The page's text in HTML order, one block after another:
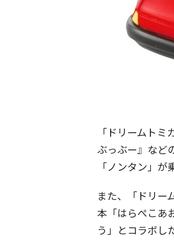
「ドリームト
ぶっぶー』など
「ノンタン」が
また、「ドリー
本「はらぺこあ
う」とコラボし